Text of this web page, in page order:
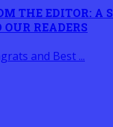
THE EDITOR: A
READERS
and Best ...